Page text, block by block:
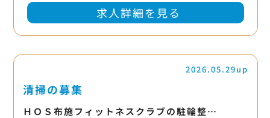
求人詳細を見る
2026.05.29up
清掃の募集
ＨＯＳ布施フィットネスクラブの駐輪整…